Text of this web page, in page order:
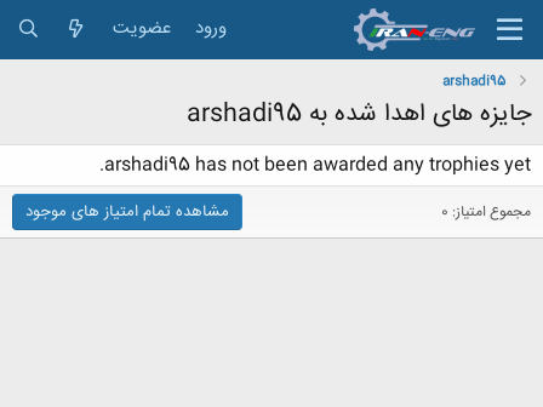
ورود عضویت
arshadi95
جایزه های اهدا شده به arshadi95
arshadi95 has not been awarded any trophies yet.
مجموع امتیاز: 0 مشاهده تمام امتیاز های موجود